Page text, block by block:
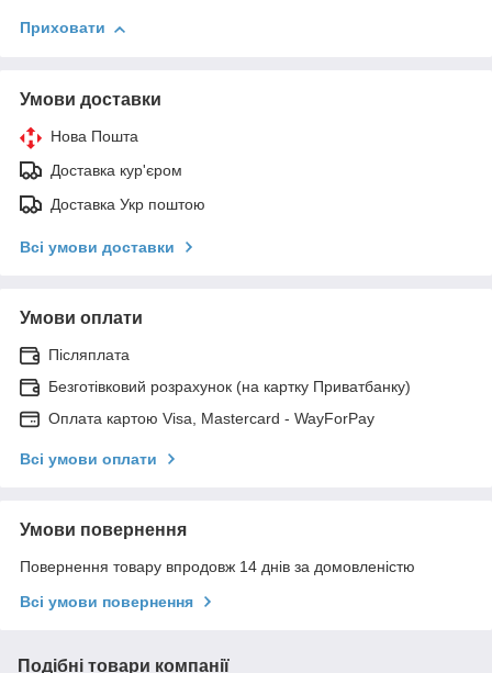
Приховати
Умови доставки
Нова Пошта
Доставка кур'єром
Доставка Укр поштою
Всі умови доставки
Умови оплати
Післяплата
Безготівковий розрахунок (на картку Приватбанку)
Оплата картою Visa, Mastercard - WayForPay
Всі умови оплати
Умови повернення
Повернення товару впродовж 14 днів за домовленістю
Всі умови повернення
Подібні товари компанії